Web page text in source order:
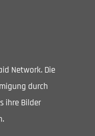
Network. Die
durch
ihre Bilder